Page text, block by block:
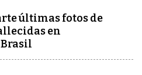
últimas fotos de
en